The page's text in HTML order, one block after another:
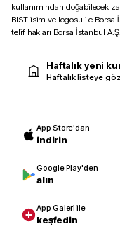
kullanımından doğabilecek
BIST isim ve logosu ile Borsa
telif hakları Borsa İstanbul
Haftalık yeni
Haftalık listeye
App Store'dan
indirin
Google Play'den
alın
App Galeri ile
keşfedin